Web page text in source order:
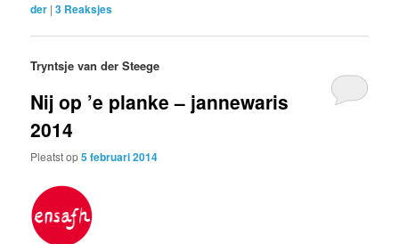
der |3 Reaksjes
Tryntsje van der Steege
Nij op ’e planke – jannewaris
2014
Pleatst op5 februari 2014